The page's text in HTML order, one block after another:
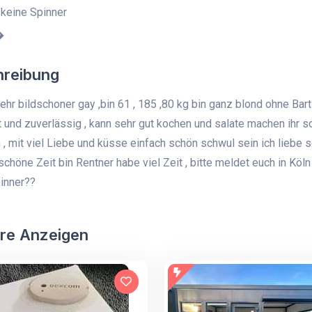
Spinner
bildschoner gay ,bin 61 , 185 ,80 kg bin ganz blond ohne
und zuverlässig , kann sehr gut kochen und salate machen ihr
, mit viel Liebe und küsse einfach schön schwul sein ich liebe
Zeit bin Rentner habe viel Zeit , bitte meldet euch in
Anzeigen